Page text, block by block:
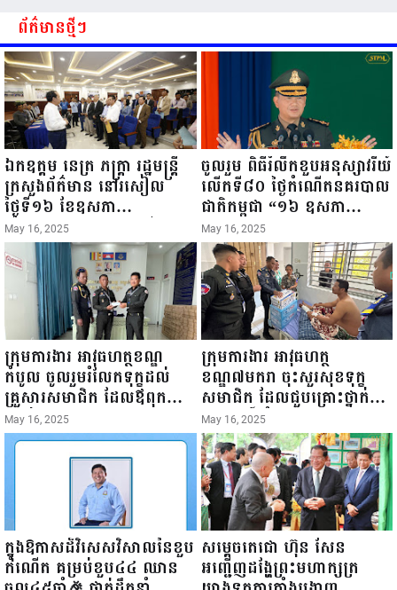
ព័ត៌មានថ្មីៗ
ឯកឧត្តម នេត្រ ភក្ត្រា រដ្ឋមន្ត្រី
ក្រសួងព័ត៌មាន នៅរសៀល
ថ្ងៃទី១៦ ខែឧសភា
ឆ្នាំ២០២៥នេះ បានអញ្ជើញចុះ
ធ្វើជំរឿនថ្នាក់ដឹកនាំមន្ត្រីរាជ
ការស៉ីវិល នៃក្រសួងព័ត៌មាន...
May 16, 2025
ចូលរួម ពិធីរំលឹកខួបអនុស្សាវរីយ៍
លើកទី៨០ ថ្ងៃកំណើតនគរបាល
ជាតិកម្ពុជា “១៦ ឧសភា
១៩៤៥ ~ ១៦ ឧសភា
២០២៥”...
May 16, 2025
ក្រុមការងារ អាវុធហត្ថខណ្ឌ
កំបូល ចូលរួមរំលែកទុក្ខដល់
គ្រួសារសមាជិក ដែលឪពុកក្មេក
របស់លោកទទួលមរណៈភាព!
May 16, 2025
ក្រុមការងារ អាវុធហត្ថ
ខណ្ឌ៧មករា ចុះសួរសុខទុក្ខ
សមាជិក ដែលជួបគ្រោះថ្នាក់
ចរាចរណ៍ កំពុងសម្រាកព្យាបាល
នៅមន្ទីរពេទ្យ!
May 16, 2025
ក្នុងឱកាសដ៏វិសេសវិសាលនៃខួប
កំណើត គម្រប់ខួប៤៤ ឈាន
សម្តេចតេជោ ហ៊ុន សែន
អញ្ជើញដង្ហែព្រះមហាក្សត្រ